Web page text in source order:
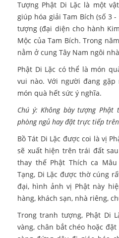
Tượng Phật Di Lặc là một
giúp hóa giải Tam Bích (số 3
tượng (đại diện cho hành
Mộc của Tam Bích. Trong
nằm ở cung Tây Nam ngôi
Phật Di Lặc có thể là món
vui nào. Với người đang
món quà hết sức ý nghĩa.
Chú ý: Không bày tượng Phật
phòng ngủ hay đặt trực tiếp
Bồ Tát Di Lặc được coi là vị
sẽ xuất hiện trên trái đất
thay thế Phật Thích ca
Tạng, Di Lặc được thờ cúng
đại, hình ảnh vị Phật này
hàng, khách sạn, nhà riêng,
Trong tranh tượng, Phật Di
vàng, chân bắt chéo hoặc